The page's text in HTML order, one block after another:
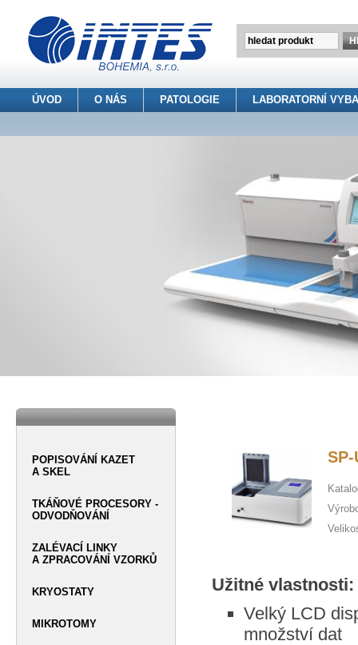
ÚVOD O NÁS PATOLOGIE LABORATORNÍ
SP-
Užitné vlastnosti:
Velký LCD
množství dat
POPISOVÁNÍ KAZET
A SKEL
TKÁŇOVÉ PROCESORY -
ODVODŇOVÁNÍ
ZALÉVACÍ LINKY
A ZPRACOVÁNÍ VZORKŮ
KRYOSTATY
MIKROTOMY